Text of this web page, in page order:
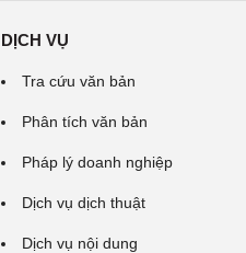
DỊCH VỤ
Tra cứu văn bản
Phân tích văn bản
Pháp lý doanh nghiệp
Dịch vụ dịch thuật
Dịch vụ nội dung